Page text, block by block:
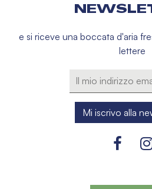
e si riceve una boccata d'aria
lettere